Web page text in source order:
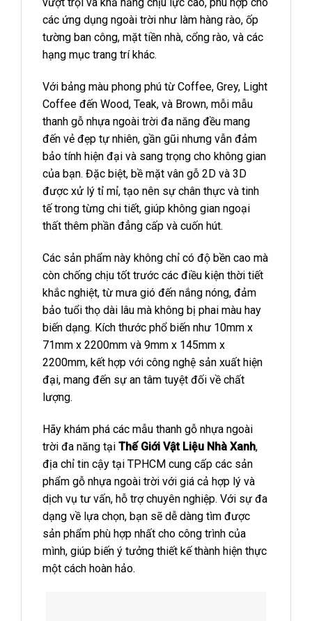
vượt trội và khả năng chịu lực cao, phù hợp cho
các ứng dụng ngoài trời như làm hàng rào, ốp
tường ban công, mặt tiền nhà, cổng rào, và các
hạng mục trang trí khác.
Với bảng màu phong phú từ Coffee, Grey, Light
Coffee đến Wood, Teak, và Brown, mỗi mẫu
thanh gỗ nhựa ngoài trời đa năng đều mang
đến vẻ đẹp tự nhiên, gần gũi nhưng vẫn đảm
bảo tính hiện đại và sang trọng cho không gian
của bạn. Đặc biệt, bề mặt vân gỗ 2D và 3D
được xử lý tỉ mỉ, tạo nên sự chân thực và tinh
tế trong từng chi tiết, giúp không gian ngoại
thất thêm phần đẳng cấp và cuốn hút.
Các sản phẩm này không chỉ có độ bền cao mà
còn chống chịu tốt trước các điều kiện thời tiết
khắc nghiệt, từ mưa gió đến nắng nóng, đảm
bảo tuổi thọ dài lâu mà không bị phai màu hay
biến dạng. Kích thước phổ biến như 10mm x
71mm x 2200mm và 9mm x 145mm x
2200mm, kết hợp với công nghệ sản xuất hiện
đại, mang đến sự an tâm tuyệt đối về chất
lượng.
Hãy khám phá các mẫu thanh gỗ nhựa ngoài
trời đa năng tại Thế Giới Vật Liệu Nhà Xanh,
địa chỉ tin cậy tại TPHCM cung cấp các sản
phẩm gỗ nhựa ngoài trời với giá cả hợp lý và
dịch vụ tư vấn, hỗ trợ chuyên nghiệp. Với sự đa
dạng về lựa chọn, bạn sẽ dễ dàng tìm được
sản phẩm phù hợp nhất cho công trình của
mình, giúp biến ý tưởng thiết kế thành hiện thực
một cách hoàn hảo.